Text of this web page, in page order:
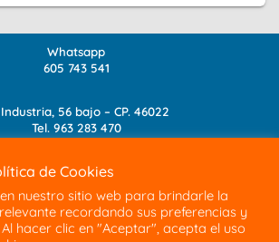
Whatsapp
605 743 541
56 bajo – CP. 46022
Tel. 963 283 470
Vicente Clavel, 14 – CP. 46014
Tel. 963 288 585
albanta.com
de Cookies
nuestro sitio web para brindarle la
recordando sus preferencias y
hacer clic en "Aceptar", acepta el uso